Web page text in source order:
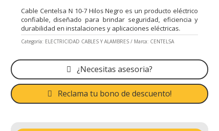
Cable Centelsa N 10-7 Hilos Negro es un producto eléctrico
confiable, diseñado para brindar seguridad, eficiencia y
durabilidad en instalaciones y aplicaciones eléctricas.
Categoría: ELECTRICIDAD CABLES Y ALAMBRES Marca: CENTELSA
¿Necesitas asesoria?
Reclama tu bono de descuento!